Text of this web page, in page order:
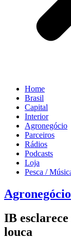
Home
Brasil
Capital
Interior
Agronegócio
Parceiros
Rádios
Podcasts
Loja
Pesca /
Agronegócio
IB
louca